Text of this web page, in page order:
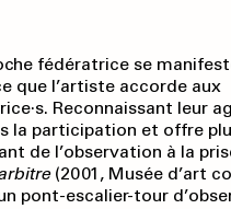
fédératrice se
que l’artiste accorde aux
Reconnaissant leur
la participation et offre
de l’observation à la
(2001, Musée d’art
pont-escalier-tour